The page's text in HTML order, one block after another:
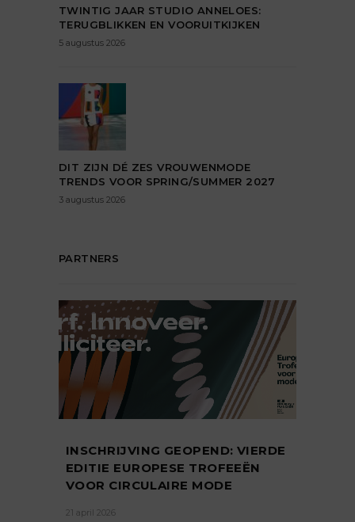
TWINTIG JAAR STUDIO ANNELOES:
TERUGBLIKKEN EN VOORUITKIJKEN
5 augustus 2026
DIT ZIJN DÉ ZES VROUWENMODE
TRENDS VOOR SPRING/SUMMER 2027
3 augustus 2026
PARTNERS
INSCHRIJVING GEOPEND: VIERDE
EDITIE EUROPESE TROFEEËN
VOOR CIRCULAIRE MODE
21 april 2026